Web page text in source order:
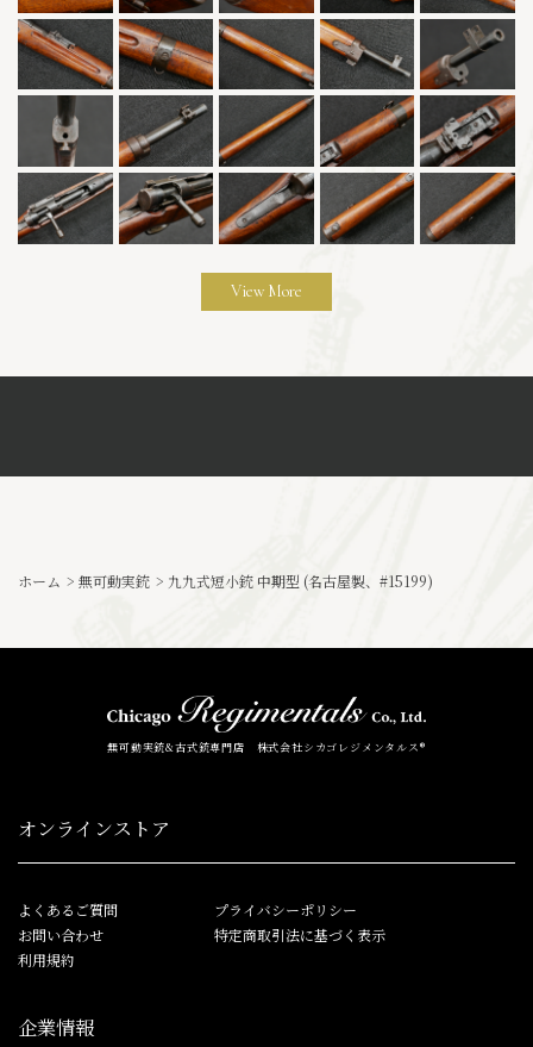
View More
ホーム > 無可動実銃 > 九九式短小銃 中期型 (名古屋製、#15199)
無可動実銃&古式銃専門店 株式会社シカゴレジメンタルス®
オンラインストア
よくあるご質問
お問い合わせ
利用規約
プライバシーポリシー
特定商取引法に基づく表示
企業情報